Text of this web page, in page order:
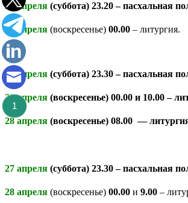
27 апреля (суббота) 23.20– пасхальная
28 апреля (воскресенье) 00.00 – литургия.
27 апреля (суббота) 23.30– пасхальная
28 апреля (воскресенье) 00.00 и 10.00–
28 апреля (воскресенье) 08.00 —
27 апреля (суббота) 23.30– пасхальная
28 апреля (воскресенье) 00.00 и 9.00 –
1